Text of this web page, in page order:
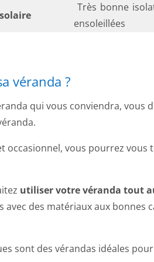
Très bonne
ensoleillées
véranda ?
qui vous conviendra, vous
occasionnel, vous pourrez
utiliser votre véranda tout
avec des matériaux aux bonnes
sont des vérandas idéales